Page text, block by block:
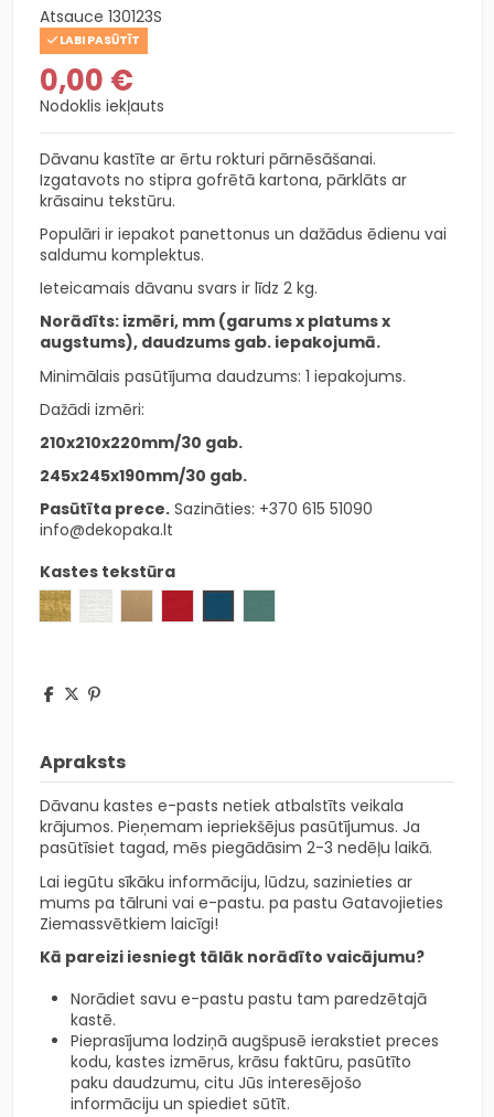
Atsauce 130123S
LABI PASŪTĪT
0,00 €
Nodoklis iekļauts
Dāvanu kastīte ar ērtu rokturi pārnēsāšanai.
Izgatavots no stipra gofrētā kartona, pārklāts ar
krāsainu tekstūru.
Populāri ir iepakot panettonus un dažādus ēdienu vai
saldumu komplektus.
Ieteicamais dāvanu svars ir līdz 2 kg.
Norādīts: izmēri, mm (garums x platums x
augstums), daudzums gab. iepakojumā.
Minimālais pasūtījuma daudzums: 1 iepakojums.
Dažādi izmēri:
210x210x220mm/30 gab.
245x245x190mm/30 gab.
Pasūtīta prece. Sazināties: +370 615 51090
info@dekopaka.lt
Kastes tekstūra
Šķiedras zelts
Šķiedra balta
Apraksts
Dāvanu kastes e-pasts netiek atbalstīts veikala
krājumos. Pieņemam iepriekšējus pasūtījumus. Ja
pasūtīsiet tagad, mēs piegādāsim 2-3 nedēļu laikā.
Lai iegūtu sīkāku informāciju, lūdzu, sazinieties ar
mums pa tālruni vai e-pastu. pa pastu Gatavojieties
Ziemassvētkiem laicīgi!
Kā pareizi iesniegt tālāk norādīto vaicājumu?
Norādiet savu e-pastu pastu tam paredzētajā
kastē.
Pieprasījuma lodziņā augšpusē ierakstiet preces
kodu, kastes izmērus, krāsu faktūru, pasūtīto
paku daudzumu, citu Jūs interesējošo
informāciju un spiediet sūtīt.